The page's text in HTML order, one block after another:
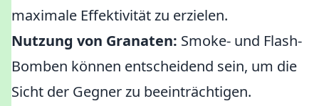
maximale Effektivität zu erzielen.
Nutzung von Granaten: Smoke- und Flash-
Bomben können entscheidend sein, um die
Sicht der Gegner zu beeinträchtigen.